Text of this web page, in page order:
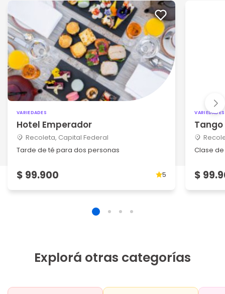
VARIEDADES
Hotel Emperador
Recoleta, Capital Federal
Tarde de té para dos personas
$ 99.900 5
VARIEDADES
Tango
Clase
$
Explorá otras categorías